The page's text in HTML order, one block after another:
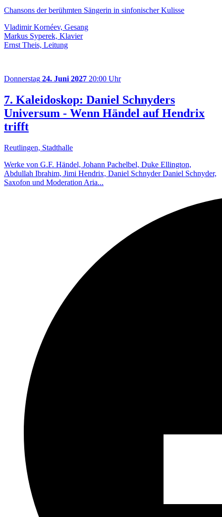
Chansons der berühmten Sängerin in sinfonischer Kulisse
Vladimir Kornéev, Gesang
Markus Syperek, Klavier
Ernst Theis, Leitung
Donnerstag 24. Juni 2027 20:00 Uhr
7. Kaleidoskop: Daniel Schnyders
Universum - Wenn Händel auf Hendrix
trifft
Reutlingen, Stadthalle
Werke von G.F. Händel, Johann Pachelbel, Duke Ellington,
Abdullah Ibrahim, Jimi Hendrix, Daniel Schnyder Daniel Schnyder,
Saxofon und Moderation Aria...